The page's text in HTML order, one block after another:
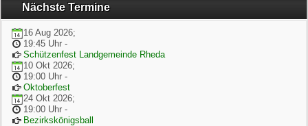
Nächste Termine
16 Aug 2026;
19:45 Uhr-
Schützenfest Landgemeinde Rheda
10 Okt 2026;
19:00 Uhr-
Oktoberfest
24 Okt 2026;
19:00 Uhr-
Bezirkskönigsball